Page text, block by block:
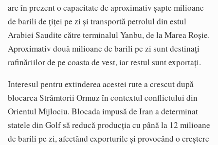
are în prezent o capacitate de aproximativ șapte milioane
de barili de țiței pe zi și transportă petrolul din estul
Arabiei Saudite către terminalul Yanbu, de la Marea Roșie.
Aproximativ două milioane de barili pe zi sunt destinați
rafinăriilor de pe coasta de vest, iar restul sunt exportați.
Interesul pentru extinderea acestei rute a crescut după
blocarea Strâmtorii Ormuz în contextul conflictului din
Orientul Mijlociu. Blocada impusă de Iran a determinat
statele din Golf să reducă producția cu până la 12 milioane
de barili pe zi, afectând exporturile și provocând o creștere